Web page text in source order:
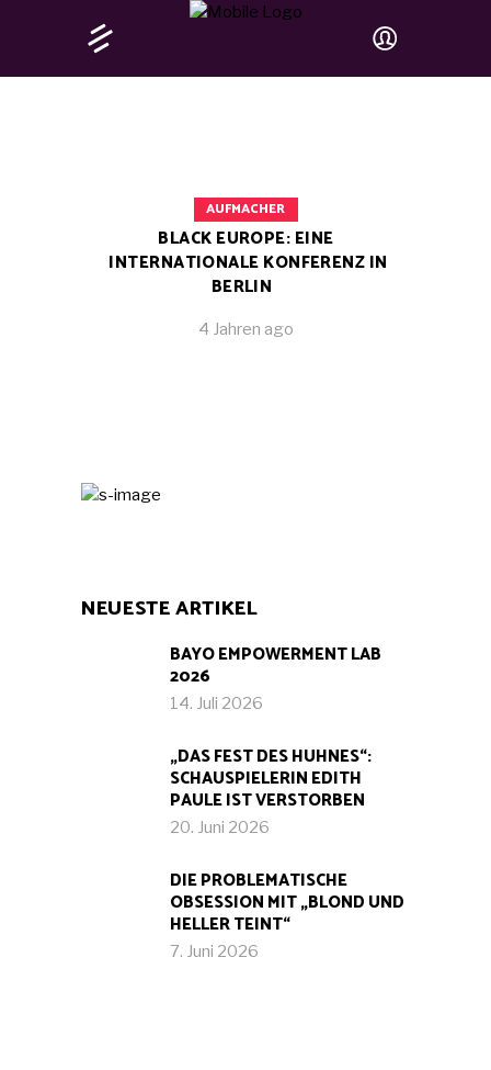
AUFMACHER
BLACK EUROPE: EINE
INTERNATIONALE KONFERENZ IN
BERLIN
4 Jahren ago
NEUESTE ARTIKEL
BAYO EMPOWERMENT LAB
2026
14. Juli 2026
„DAS FEST DES HUHNES“:
SCHAUSPIELERIN EDITH
PAULE IST VERSTORBEN
20. Juni 2026
DIE PROBLEMATISCHE
OBSESSION MIT „BLOND UND
HELLER TEINT“
7. Juni 2026